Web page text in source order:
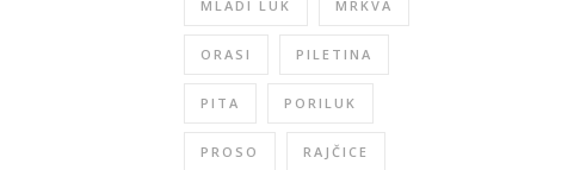
MLADI LUK MRKVA
ORASI PILETINA
PITA PORILUK
PROSO RAJČICE